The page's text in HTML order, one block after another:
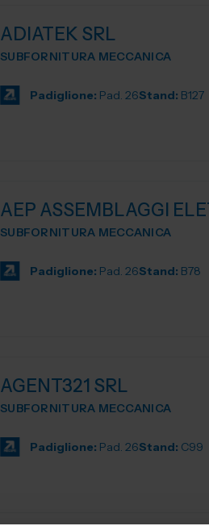
ADIATEK SRL
SUBFORNITURA MECCANICA
Padiglione: Pad. 26Stand: B127
AEP ASSEMBLAGGI
SUBFORNITURA MECCANICA
Padiglione: Pad. 26Stand: B78
AGENT321 SRL
SUBFORNITURA MECCANICA
Padiglione: Pad. 26Stand: C99